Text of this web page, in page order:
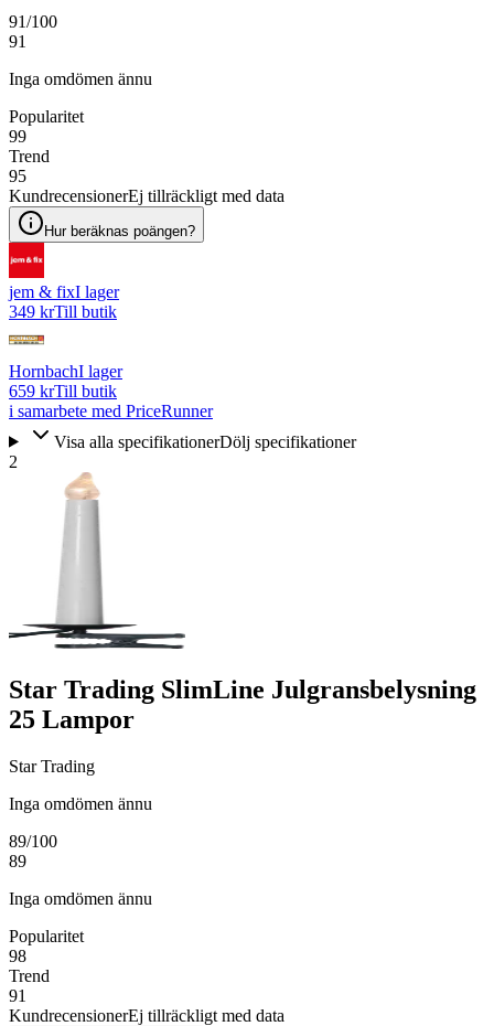
91/100
91
Inga omdömen ännu
Popularitet
99
Trend
95
KundrecensionerEj tillräckligt med data
Hur beräknas poängen?
jem & fixI lager
349 krTill butik
HornbachI lager
659 krTill butik
i samarbete med PriceRunner
Visa alla specifikationerDölj specifikationer
2
Star Trading SlimLine Julgransbelysning
25 Lampor
Star Trading
Inga omdömen ännu
89/100
89
Inga omdömen ännu
Popularitet
98
Trend
91
KundrecensionerEj tillräckligt med data